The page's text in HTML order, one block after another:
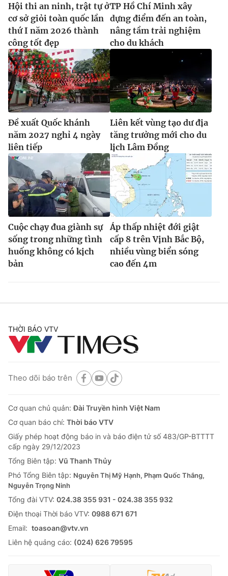
Hội thi an ninh, trật tự ở
cơ sở giỏi toàn quốc lần
thứ I năm 2026 thành
công tốt đẹp
TP Hồ Chí Minh xây
dựng điểm đến an toàn,
nâng tầm trải nghiệm
cho du khách
Đề xuất Quốc khánh
năm 2027 nghỉ 4 ngày
liên tiếp
Liên kết vùng tạo dư địa
tăng trưởng mới cho du
lịch Lâm Đồng
Cuộc chạy đua giành sự
sống trong những tình
huống không có kịch
bản
Áp thấp nhiệt đới giật
cấp 8 trên Vịnh Bắc Bộ,
nhiều vùng biển sóng
cao đến 4m
THỜI BÁO VTV
Theo dõi báo trên
Cơ quan chủ quản:Đài Truyền hình Việt Nam
Cơ quan báo chí: Thời báo VTV
Giấy phép hoạt động báo in và báo điện tử số 483/GP-BTTTT
cấp ngày 29/12/2023
Tổng Biên tập: Vũ Thanh Thủy
Phó Tổng Biên tập: Nguyễn Thị Mỹ Hạnh, Phạm Quốc Thắng,
Nguyễn Trọng Ninh
Tổng đài VTV: 024.38 355 931 - 024.38 355 932
Ðiện thoại Thời báo VTV: 0988 671 671
Email: toasoan@vtv.vn
Liên hệ quảng cáo: (024) 626 79595